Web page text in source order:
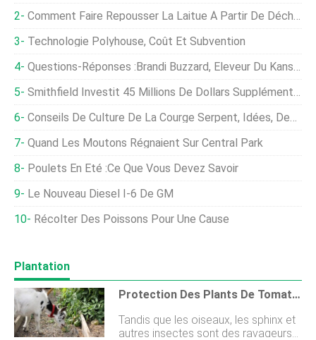
Comment Faire Repousser La Laitue À Partir De Déchets De Cuisine
Technologie Polyhouse, Coût Et Subvention
Questions-Réponses :Brandi Buzzard, Éleveur Du Kansas Et Blogueur
Smithfield Investit 45 Millions De Dollars Supplémentaires Dans Une Coentreprise De Bioénergie
Conseils De Culture De La Courge Serpent, Idées, Des Trucs, Et Secrets
Quand Les Moutons Régnaient Sur Central Park
Poulets En Été :ce Que Vous Devez Savoir
Le Nouveau Diesel I-6 De GM
Récolter Des Poissons Pour Une Cause
Plantation
Protection Des Plants De Tomates :comment Protéger Les Plants De Tomates Des Animaux
Tandis que les oiseaux, les sphinx et
autres insectes sont des ravageurs